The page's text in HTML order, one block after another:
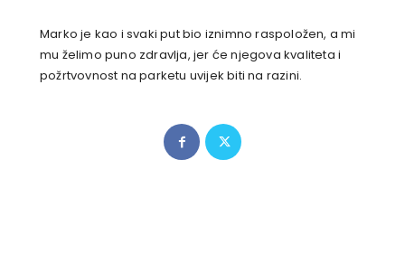
Marko je kao i svaki put bio iznimno raspoložen, a mi
mu želimo puno zdravlja, jer će njegova kvaliteta i
požrtvovnost na parketu uvijek biti na razini.